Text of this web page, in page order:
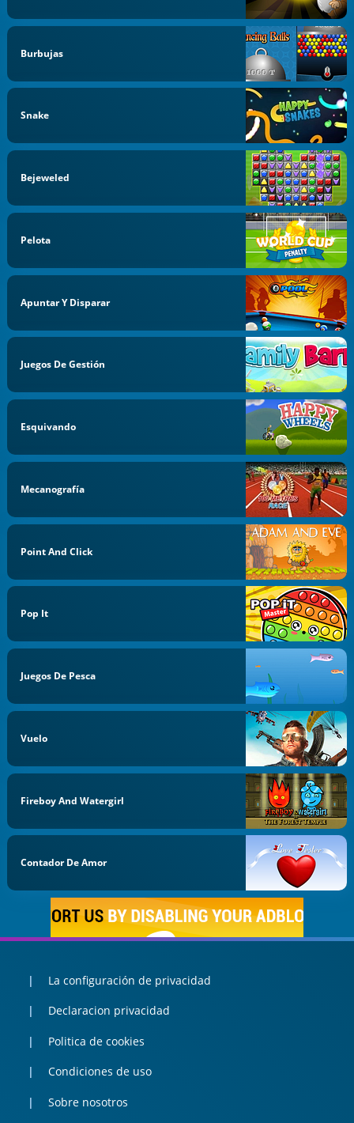
Burbujas
Snake
Bejeweled
Pelota
Apuntar Y Disparar
Juegos De Gestión
Esquivando
Mecanografía
Point And Click
Pop It
Juegos De Pesca
Vuelo
Fireboy And Watergirl
Contador De Amor
La configuración de privacidad
Declaracion privacidad
Politica de cookies
Condiciones de uso
Sobre nosotros